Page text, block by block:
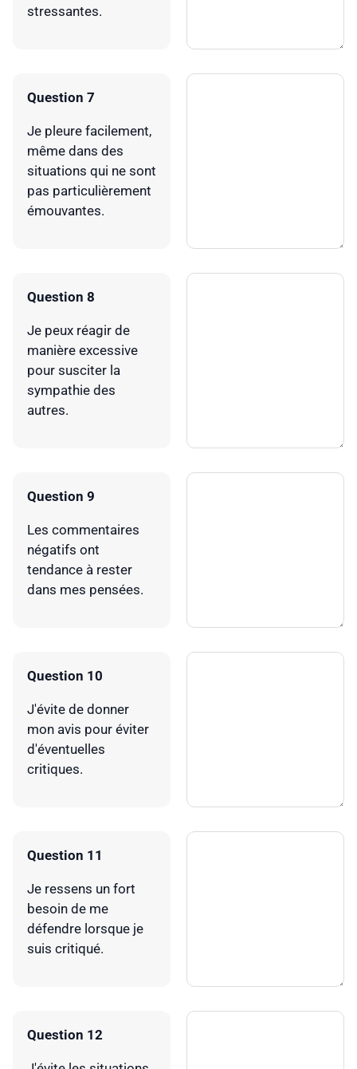
stressantes.
Question 7
Je pleure facilement,
même dans des
situations qui ne sont
pas particulièrement
émouvantes.
Question 8
Je peux réagir de
manière excessive
pour susciter la
sympathie des
autres.
Question 9
Les commentaires
négatifs ont
tendance à rester
dans mes pensées.
Question 10
J'évite de donner
mon avis pour éviter
d'éventuelles
critiques.
Question 11
Je ressens un fort
besoin de me
défendre lorsque je
suis critiqué.
Question 12